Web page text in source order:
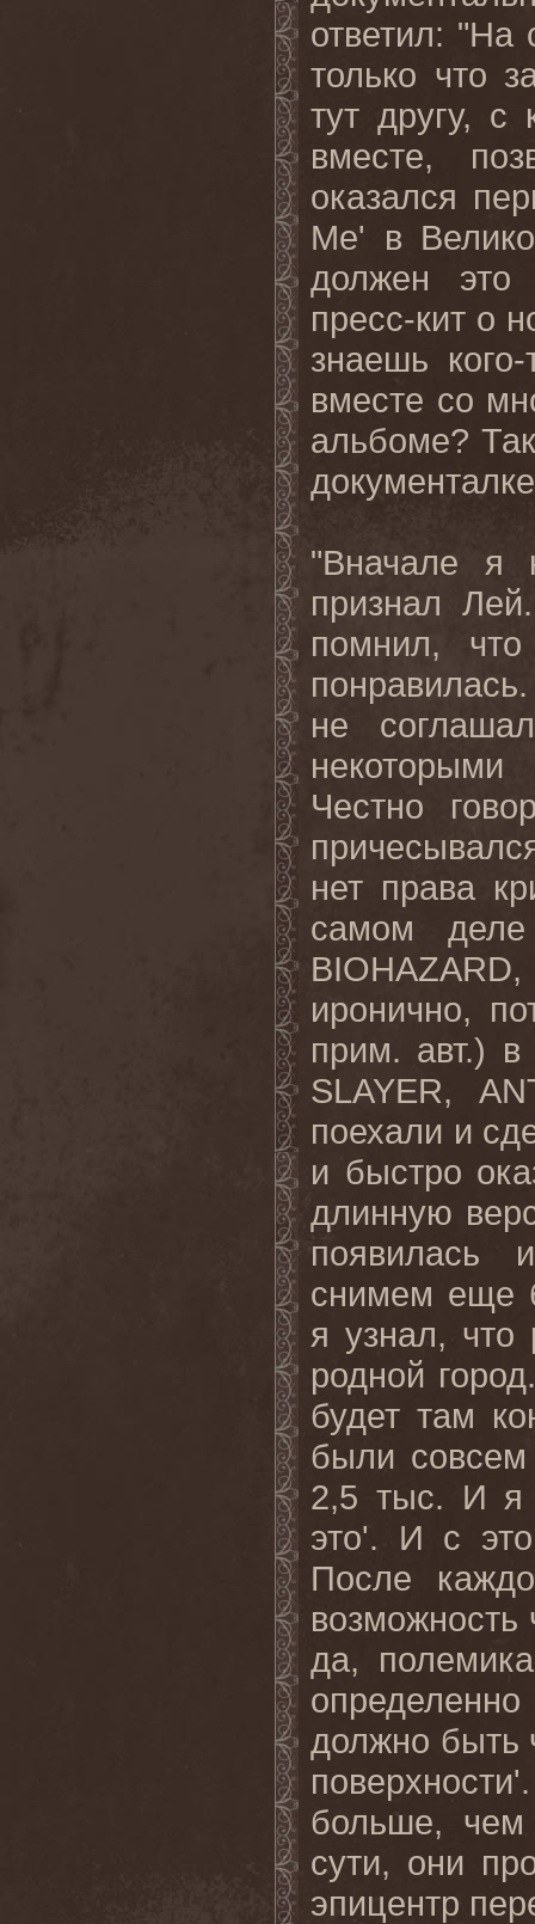
ответил:
только что
тут другу, с
вместе,
оказался
Me' в
должен это
пресс-кит о
знаешь
вместе со
альбоме?
"Вначале я
признал
помнил,
не
Честно
нет права
самом
иронично,
прим. авт.)
SLAYER,
поехали и
и быстро
длинную
появилась
снимем еще
я узнал, что
родной
будет там
были
2,5 тыс. И я
это'. И с
После
возможность
да,
должно быть
больше, чем
сути, они
эпицентр